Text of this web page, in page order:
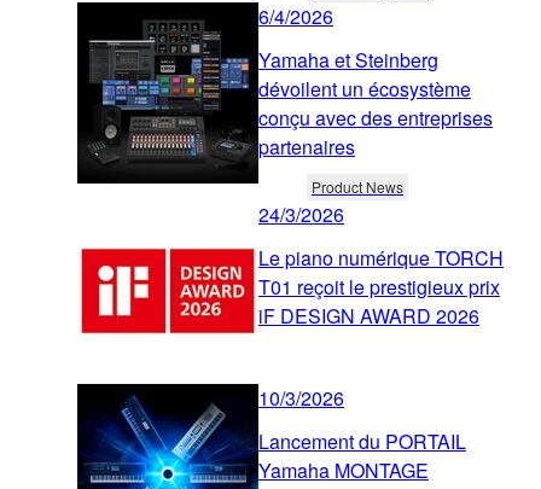
6/4/2026
Yamaha et Steinberg
dévoilent un écosystème
conçu avec des entreprises
partenaires
Product News
24/3/2026
Le piano numérique TORCH
T01 reçoit le prestigieux prix
iF DESIGN AWARD 2026
10/3/2026
Lancement du PORTAIL
Yamaha MONTAGE